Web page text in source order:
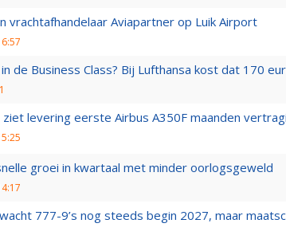
vrachtafhandelaar Aviapartner op Luik Airport
de Business Class? Bij Lufthansa kost dat 170
ziet levering eerste Airbus A350F maanden
groei in kwartaal met minder oorlogsgeweld
777-9’s nog steeds begin 2027, maar